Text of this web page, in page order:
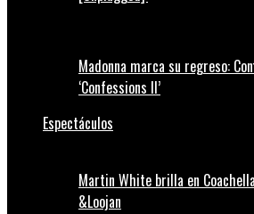
Madonna marca su regreso:
‘Confessions II’
Espectáculos
Martin White brilla en
&Loojan